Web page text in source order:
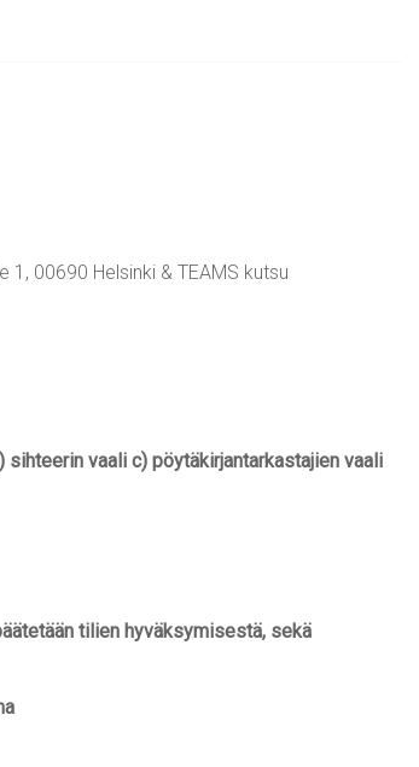
00690 Helsinki & TEAMS kutsu
sihteerin vaali c) pöytäkirjantarkastajien vaali
tilien hyväksymisestä, sekä